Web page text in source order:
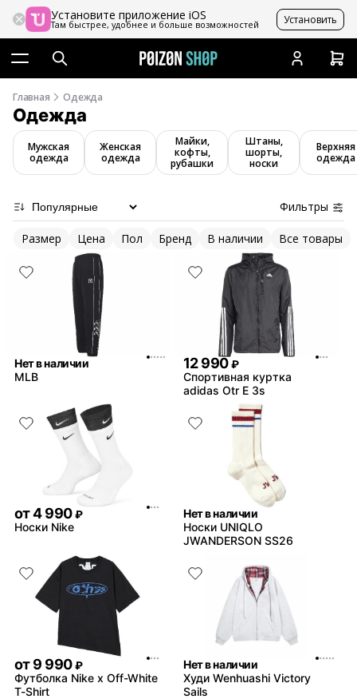
Установите приложение iOS
Там быстрее, удобнее и больше возможностей Установить
Главная Одежда
Одежда
Мужская
одежда
Женская
одежда
Майки,
кофты,
рубашки
Штаны,
шорты,
носки
Верхняя
одежда
Фильтры
Размер Цена Пол Бренд В наличии Все товары
Нет в наличии
MLB
12 990 ₽
Спортивная куртка
adidas Otr E 3s
от4 990 ₽
Носки Nike
Нет в наличии
Носки UNIQLO
JWANDERSON SS26
от9 990 ₽
Футболка Nike x Off-White
T-Shirt
Нет в наличии
Худи Wenhuashi Victory
Sails